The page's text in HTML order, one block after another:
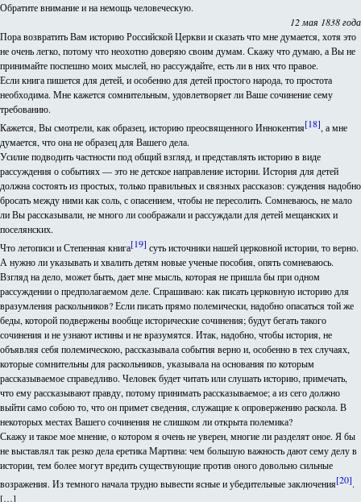
Обратите внимание и на немощь человеческую.
12 мая 1838 года
Пора возвратить Вам историю Российской Церкви и сказать что мне думается, хотя это
не очень легко, потому что неохотно доверяю своим думам. Скажу что думаю, а Вы не
принимайте поспешно моих мыслей, но рассуждайте, есть ли в них что правое.
Если книга пишется для детей, и особенно для детей простого народа, то простота
необходима. Мне кажется сомнительным, удовлетворяет ли Ваше сочинение сему
требованию.
Кажется, Вы смотрели, как образец, историю преосвященного Иннокентия[18], а мне
думается, что она не образец для Вашего дела.
Усилие подводить частности под общий взгляд, и представлять историю в виде
рассуждения о событиях — это не детское направление истории. История для детей
должна состоять из простых, только правильных и связных рассказов: суждения надобно
бросать между ними как соль, с опасением, чтобы не пересолить. Сомневаюсь, не мало
ли Вы рассказывали, не много ли соображали и рассуждали для детей мещанских и
поселянских.
Что летописи и Степенная книга[19] суть источники нашей церковной истории, то верно.
А нужно ли указывать и хвалить детям новые ученые пособия, опять сомневаюсь.
Взгляд на дело, может быть, дает мне мысль, которая не пришла бы при одном
рассуждении о предполагаемом деле. Спрашиваю: как писать церковную историю для
вразумления раскольников? Если писать прямо полемически, надобно опасаться той же
беды, которой подвержены вообще исторические сочинения; будут бегать такого
сочинения и не узнают истины и не вразумятся. Итак, надобно, чтобы история, не
объявляя себя полемическою, рассказывала события верно и, особенно в тех случаях,
которые сомнительны для раскольников, указывала на основания по которым
рассказываемое справедливо. Человек будет читать или слушать историю, примечать,
что ему рассказывают правду, потому принимать рассказываемое; а из сего должно
выйти само собою то, что он примет сведения, служащие к опровержению раскола. В
некоторых местах Вашего сочинения не слишком ли открыта полемика?
Скажу и такое мое мнение, о котором я очень не уверен, многие ли разделят оное. Я бы
не выставлял так резко дела еретика Мартина: чем большую важность дают сему делу в
истории, тем более могут вредить существующие против оного довольно сильные
возражения. Из темного начала трудно вывести ясные и убедительные заключения[20].
[…]